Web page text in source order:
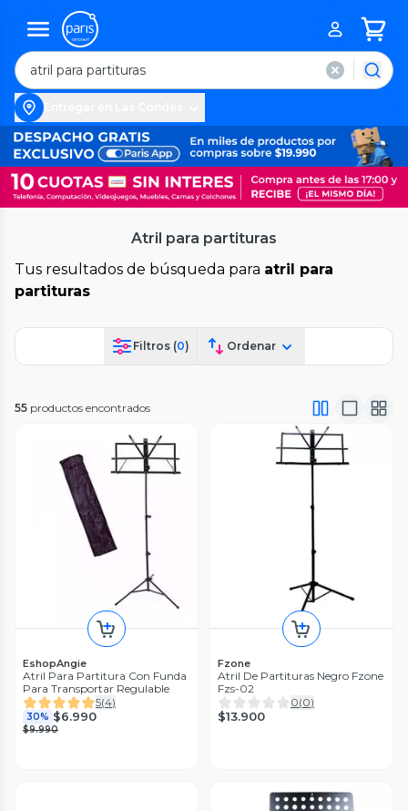
Atril para partituras
Tus resultados de búsqueda para atril para
partituras
Filtros (0) Ordenar
55 productos encontrados
EshopAngie
Atril Para Partitura Con Funda
Para Transportar Regulable
5(4)
30% $6.990
$9.990
Fzone
Atril De Partituras Negro Fzone
Fzs-02
0(0)
$13.900